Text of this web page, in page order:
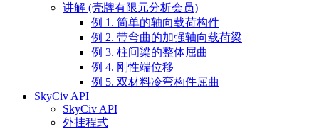
讲解 (壳牌有限元分析会员)
例 1. 简单的轴向载荷构件
例 2. 带弯曲的加强轴向载荷梁
例 3. 柱间梁的整体屈曲
例 4. 刚性端位移
例 5. 双材料冷弯构件屈曲
SkyCiv API
SkyCiv API
外挂程式